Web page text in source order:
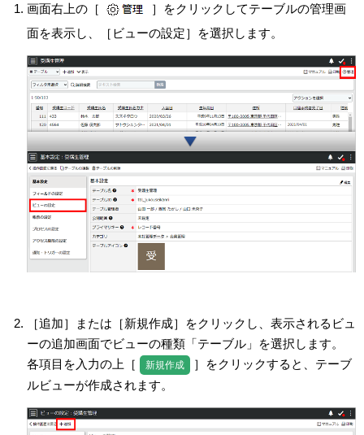
画面右上の［
］をクリックしてテーブルの管理画
面を表示し、［ビューの設定］を選択します。
［追加］または［新規作成］をクリックし、表示されるビュ
ーの追加画面でビューの種類「テーブル」を選択します。
各項目を入力の上［
新規作成
］をクリックすると、テーブ
ルビューが作成されます。